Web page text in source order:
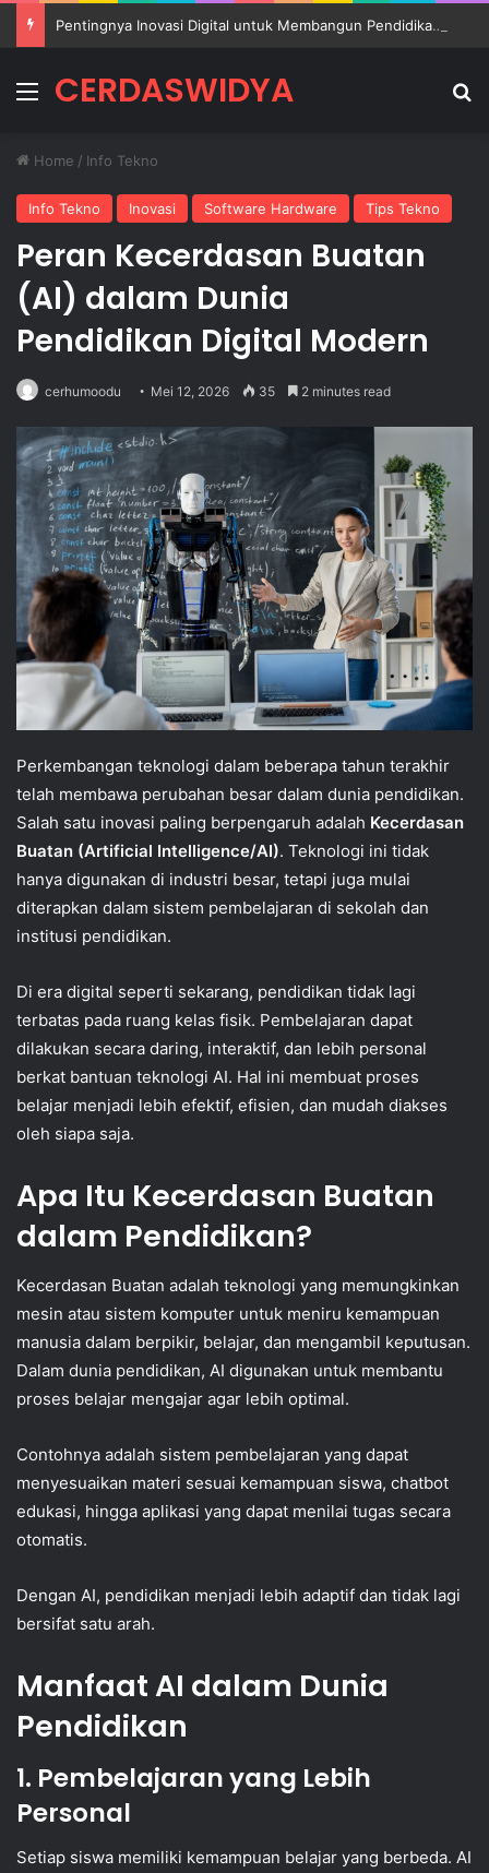
Pentingnya Inovasi Digital untuk Membangun Pendidikan Sekolah yang Lebih Berkualitas
MenuCERDASWIDYA
Home / Info Tekno
Info Tekno Inovasi Software Hardware Tips Tekno
Peran Kecerdasan Buatan
(AI) dalam Dunia
Pendidikan Digital Modern
cerhumoodu Mei 12, 2026 35 2 minutes read
Perkembangan teknologi dalam beberapa tahun terakhir
telah membawa perubahan besar dalam dunia pendidikan.
Salah satu inovasi paling berpengaruh adalah Kecerdasan
Buatan (Artificial Intelligence/AI). Teknologi ini tidak
hanya digunakan di industri besar, tetapi juga mulai
diterapkan dalam sistem pembelajaran di sekolah dan
institusi pendidikan.
Di era digital seperti sekarang, pendidikan tidak lagi
terbatas pada ruang kelas fisik. Pembelajaran dapat
dilakukan secara daring, interaktif, dan lebih personal
berkat bantuan teknologi AI. Hal ini membuat proses
belajar menjadi lebih efektif, efisien, dan mudah diakses
oleh siapa saja.
Apa Itu Kecerdasan Buatan
dalam Pendidikan?
Kecerdasan Buatan adalah teknologi yang memungkinkan
mesin atau sistem komputer untuk meniru kemampuan
manusia dalam berpikir, belajar, dan mengambil keputusan.
Dalam dunia pendidikan, AI digunakan untuk membantu
proses belajar mengajar agar lebih optimal.
Contohnya adalah sistem pembelajaran yang dapat
menyesuaikan materi sesuai kemampuan siswa, chatbot
edukasi, hingga aplikasi yang dapat menilai tugas secara
otomatis.
Dengan AI, pendidikan menjadi lebih adaptif dan tidak lagi
bersifat satu arah.
Manfaat AI dalam Dunia
Pendidikan
1. Pembelajaran yang Lebih
Personal
Setiap siswa memiliki kemampuan belajar yang berbeda. AI